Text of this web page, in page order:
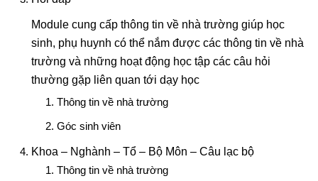
Module cung cấp thông tin về nhà trường giúp học
sinh, phụ huynh có thể nắm được các thông tin về nhà
trường và những hoạt động học tập các câu hỏi
thường gặp liên quan tới dạy học
Thông tin về nhà trường
Góc sinh viên
Khoa – Nghành – Tổ – Bộ Môn – Câu lạc bộ
Thông tin về nhà trường